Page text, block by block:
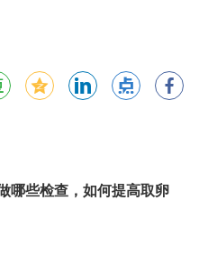
哪些检查，如何提高取卵